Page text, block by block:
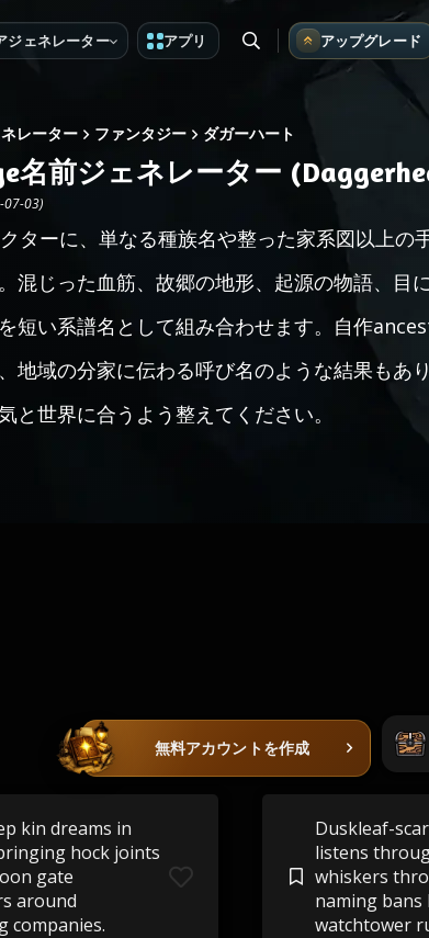
ジェネレーター アプリ アップグレード
レーター ファンタジー ダガーハート
名前ジェネレーター
07-03)
ターに、単なる種族名や整った家系図以上の
混じった血筋、故郷の地形、起源の物語、目
短い系譜名として組み合わせます。自作
地域の分家に伝わる呼び名のような結果もあ
と世界に合うよう整えてください。
無料アカウントを作成
kin dreams in
hock joints
gate
around
companies.
Duskleaf-
listens
whiskers
naming bans
watchtower